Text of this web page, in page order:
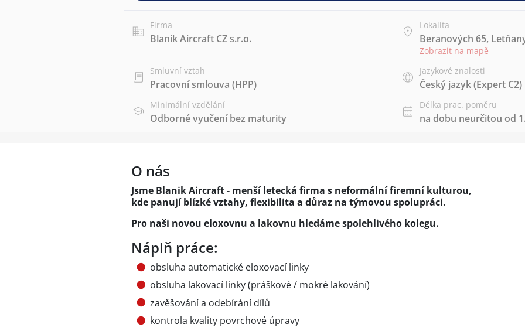
Firma
Blanik Aircraft CZ s.r.o.
Lokalita
Beranových 65,
Zobrazit na mapě
Smluvní vztah
Pracovní smlouva (HPP)
Jazykové znalosti
Český jazyk(Expert C2)
Minimální vzdělání
Odborné vyučení bez maturity
Délka prac. poměru
na dobu neurčitou od
O nás
Jsme Blanik Aircraft - menší letecká firma s neformální firemní kulturou,
kde panují blízké vztahy, flexibilita a důraz na týmovou spolupráci.
Pro naši novou eloxovnu a lakovnu hledáme spolehlivého kolegu.
Náplň práce:
obsluha automatické eloxovací linky
obsluha lakovací linky (práškové / mokré lakování)
zavěšování a odebírání dílů
kontrola kvality povrchové úpravy